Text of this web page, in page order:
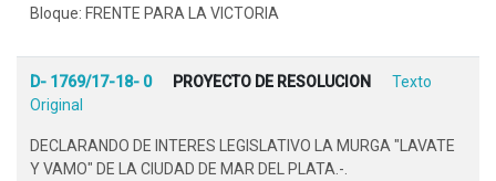
Bloque: FRENTE PARA LA VICTORIA
D- 1769/17-18- 0 PROYECTO DE RESOLUCION
Texto
Original
DECLARANDO DE INTERES LEGISLATIVO LA MURGA "LAVATE
Y VAMO" DE LA CIUDAD DE MAR DEL PLATA.-.